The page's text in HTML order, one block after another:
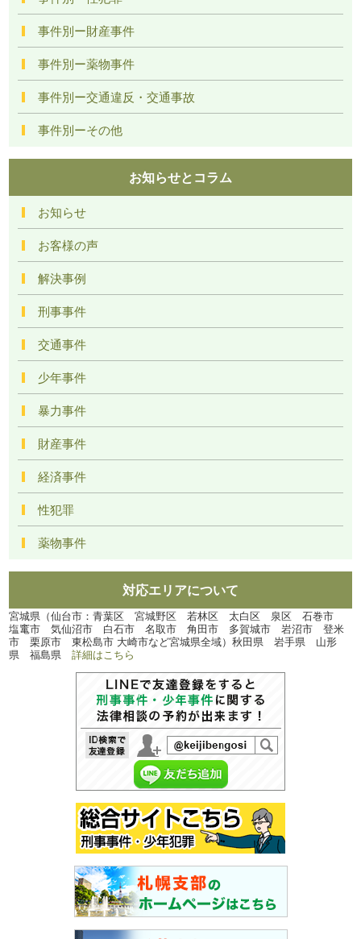
事件別ー財産事件
事件別ー薬物事件
事件別ー交通違反・交通事故
事件別ーその他
お知らせとコラム
お知らせ
お客様の声
解決事例
刑事事件
交通事件
少年事件
暴力事件
財産事件
経済事件
性犯罪
薬物事件
対応エリアについて
宮城県（仙台市：青葉区 宮城野区 若林区 太白区 泉区 石巻市
塩竃市 気仙沼市 白石市 名取市 角田市 多賀城市 岩沼市 登米
市 栗原市 東松島市 大崎市など宮城県全域）秋田県 岩手県 山形
県 福島県詳細はこちら